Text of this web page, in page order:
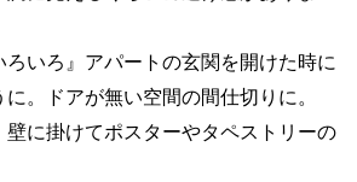
ろいろ』アパートの玄関を開けた時に
。ドアが無い空間の間仕切りに。
壁に掛けてポスターやタペストリーの